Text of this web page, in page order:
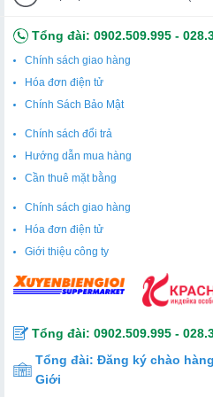
Tổng đài: 0902.509.995 -
Chính sách giao hàng
Hóa đơn điện tử
Chính Sách Bảo Mật
Chính sách đổi trả
Hướng dẫn mua hàng
Cần thuê mặt bằng
Chính sách giao hàng
Hóa đơn điện tử
Giới thiệu công ty
Tổng đài: 0902.509.995 -
Tổng đài: Đăng ký chào
Giới